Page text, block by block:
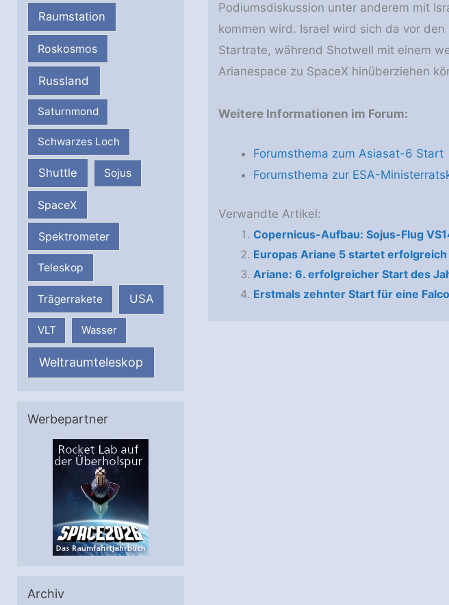
Raumstation
Roskosmos
Russland
Saturnmond
Schwarzes Loch
Shuttle Sojus
SpaceX
Spektrometer
Teleskop
Trägerrakete USA
VLT Wasser
Weltraumteleskop
Werbepartner
Archiv
Podiumsdiskussion unter anderem mit
kommen wird. Israel wird sich da vor
Startrate, während Shotwell mit einem
Arianespace zu SpaceX hinüberziehen
Weitere Informationen im Forum:
Forumsthema zum Asiasat-6 Start
Forumsthema zur ESA-
Verwandte Artikel:
Copernicus-Aufbau: Sojus-Flug
Europas Ariane 5 startet erfolgreich
Ariane: 6. erfolgreicher Start des
Erstmals zehnter Start für eine